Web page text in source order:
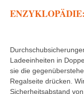
Ladeeinheiten in
sie die
Regalseite drücken.
Sicherheitsabstand